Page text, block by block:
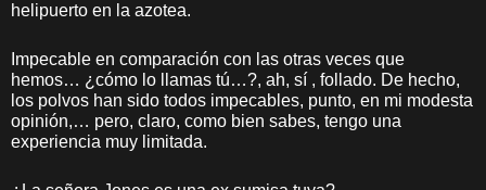
helipuerto en la azotea.
Impecable en comparación con las otras veces que
hemos… ¿cómo lo llamas tú…?, ah, sí , follado. De hecho,
los polvos han sido todos impecables, punto, en mi modesta
opinión,… pero, claro, como bien sabes, tengo una
experiencia muy limitada.